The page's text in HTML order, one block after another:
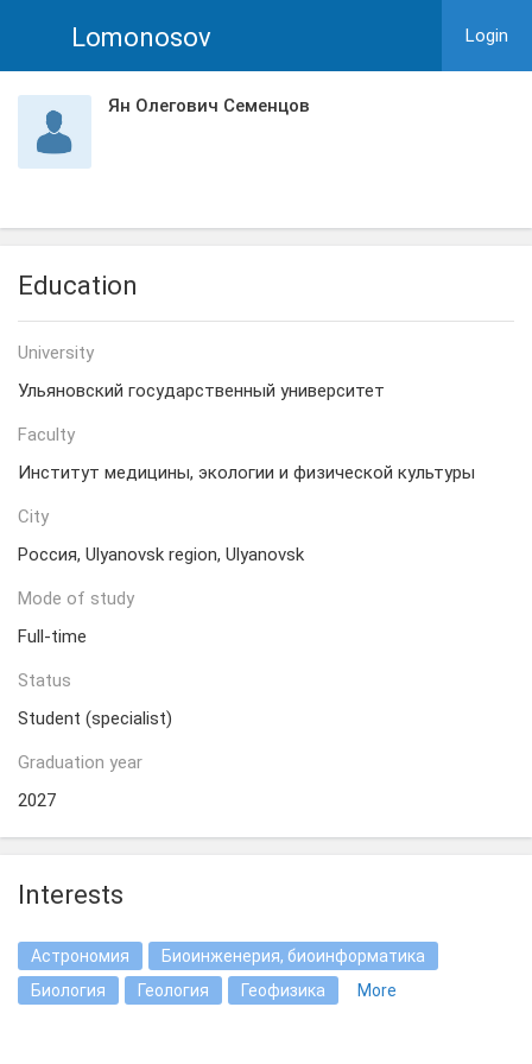
Lomonosov Login
Ян Олегович Семенцов
Education
University
Ульяновский государственный университет
Faculty
Институт медицины, экологии и физической культуры
City
Россия, Ulyanovsk region, Ulyanovsk
Mode of study
Full-time
Status
Student (specialist)
Graduation year
2027
Interests
Астрономия
Биоинженерия, биоинформатика
Биология
Геология Геофизика More